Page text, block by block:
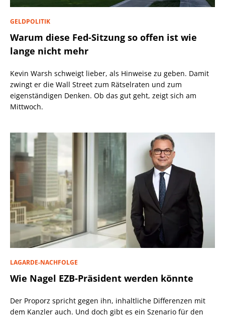
GELDPOLITIK
Warum diese Fed-Sitzung so offen ist wie
lange nicht mehr
Kevin Warsh schweigt lieber, als Hinweise zu geben. Damit
zwingt er die Wall Street zum Rätselraten und zum
eigenständigen Denken. Ob das gut geht, zeigt sich am
Mittwoch.
LAGARDE-NACHFOLGE
Wie Nagel EZB-Präsident werden könnte
Der Proporz spricht gegen ihn, inhaltliche Differenzen mit
dem Kanzler auch. Und doch gibt es ein Szenario für den